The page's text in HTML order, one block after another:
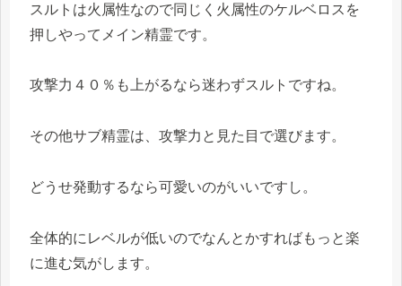
スルトは火属性なので同じく火属性のケルベロスを
押しやってメイン精霊です。
攻撃力４０％も上がるなら迷わずスルトですね。
その他サブ精霊は、攻撃力と見た目で選びます。
どうせ発動するなら可愛いのがいいですし。
全体的にレベルが低いのでなんとかすればもっと楽
に進む気がします。